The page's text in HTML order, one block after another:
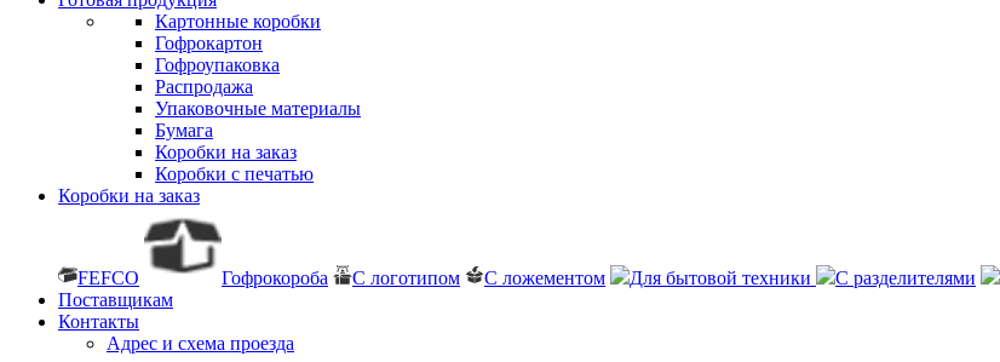
Картонные коробки
Гофрокартон
Гофроупаковка
Распродажа
Упаковочные материалы
Бумага
Коробки на заказ
Коробки с печатью
Коробки на заказ
FEFCO Гофрокороба С логотипом С ложементом Для бытовой техники С разделителями
Поставщикам
Контакты
Адрес и схема проезда